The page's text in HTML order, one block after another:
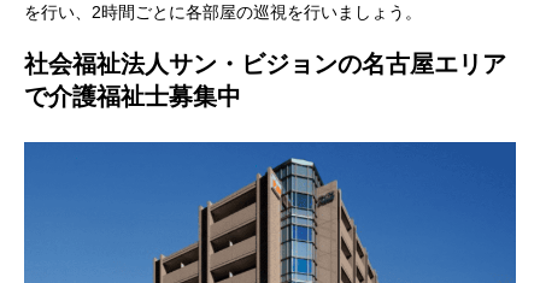
を行い、2時間ごとに各部屋の巡視を行いましょう。
社会福祉法人サン・ビジョンの名古屋エリア
で介護福祉士募集中